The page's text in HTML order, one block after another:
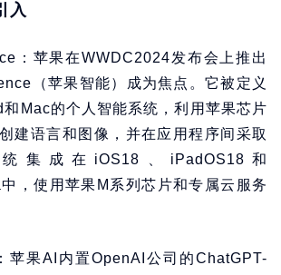
入
：苹果在WWDC2024发布会上推出
（苹果智能）成为焦点。它被定义
Mac的个人智能系统，利用苹果芯片
建语言和图像，并在应用程序间采取
集成在iOS18、iPadOS18和
，使用苹果M系列芯片和专属云服务
苹果AI内置OpenAI公司的ChatGPT-